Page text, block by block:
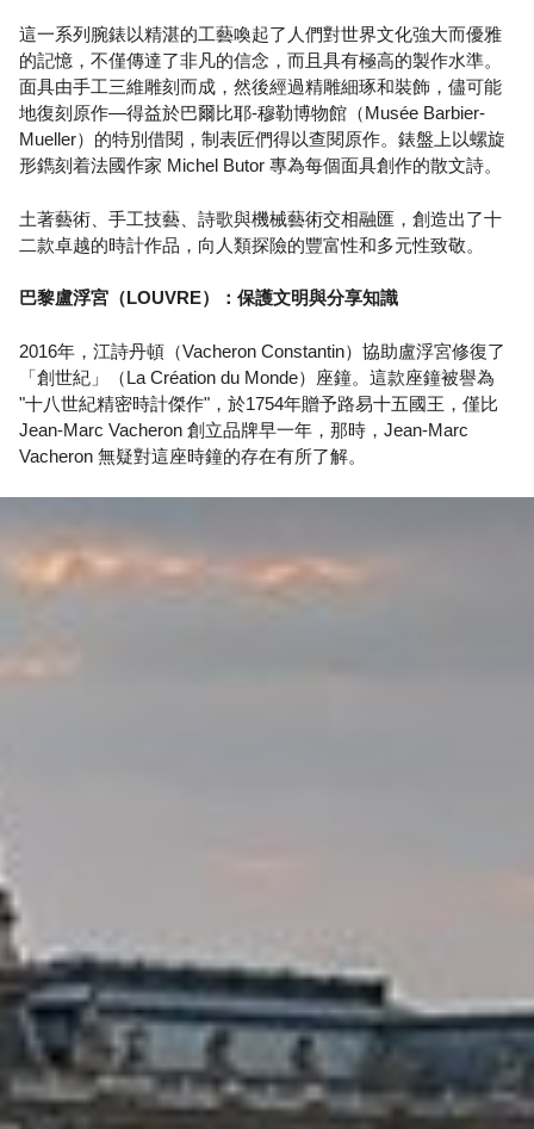
這一系列腕錶以精湛的工藝喚起了人們對世界文化強大而優雅
的記憶，不僅傳達了非凡的信念，而且具有極高的製作水準。
面具由手工三維雕刻而成，然後經過精雕細琢和裝飾，儘可能
地復刻原作—得益於巴爾比耶-穆勒博物館（Musée Barbier-
Mueller）的特別借閱，制表匠們得以查閱原作。錶盤上以螺旋
形鐫刻着法國作家 Michel Butor 專為每個面具創作的散文詩。
土著藝術、手工技藝、詩歌與機械藝術交相融匯，創造出了十
二款卓越的時計作品，向人類探險的豐富性和多元性致敬。
巴黎盧浮宮（LOUVRE）：保護文明與分享知識
2016年，江詩丹頓（Vacheron Constantin）協助盧浮宮修復了
「創世紀」（La Création du Monde）座鐘。這款座鐘被譽為
"十八世紀精密時計傑作"，於1754年贈予路易十五國王，僅比
Jean-Marc Vacheron 創立品牌早一年，那時，Jean-Marc
Vacheron 無疑對這座時鐘的存在有所了解。